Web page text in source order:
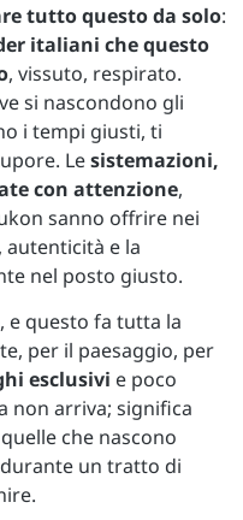
tutto questo da solo:
italiani che questo
, vissuto, respirato.
si nascondono gli
i tempi giusti, ti
Lesistemazioni,
con attenzione,
sanno offrire nei
e la
nel posto giusto.
, e questo fa tutta la
per il paesaggio, per
esclusivi e poco
non arriva; significa
che nascono
un tratto di